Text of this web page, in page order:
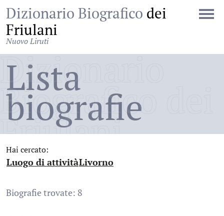
Dizionario Biografico dei
Friulani
Nuovo Liruti
Dizionario
Biografico dei
Friulani
Lista
biografie
Hai cercato:
Luogo di attività
:Livorno
Biografie trovate: 8